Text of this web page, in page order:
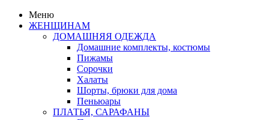
Меню
ЖЕНЩИНАМ
ДОМАШНЯЯ ОДЕЖДА
Домашние комплекты, костюмы
Пижамы
Сорочки
Халаты
Шорты, брюки для дома
Пеньюары
ПЛАТЬЯ, САРАФАНЫ